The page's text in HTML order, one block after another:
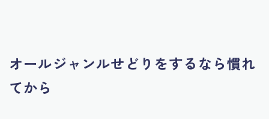
オールジャンルせどりをするなら慣れ
てから